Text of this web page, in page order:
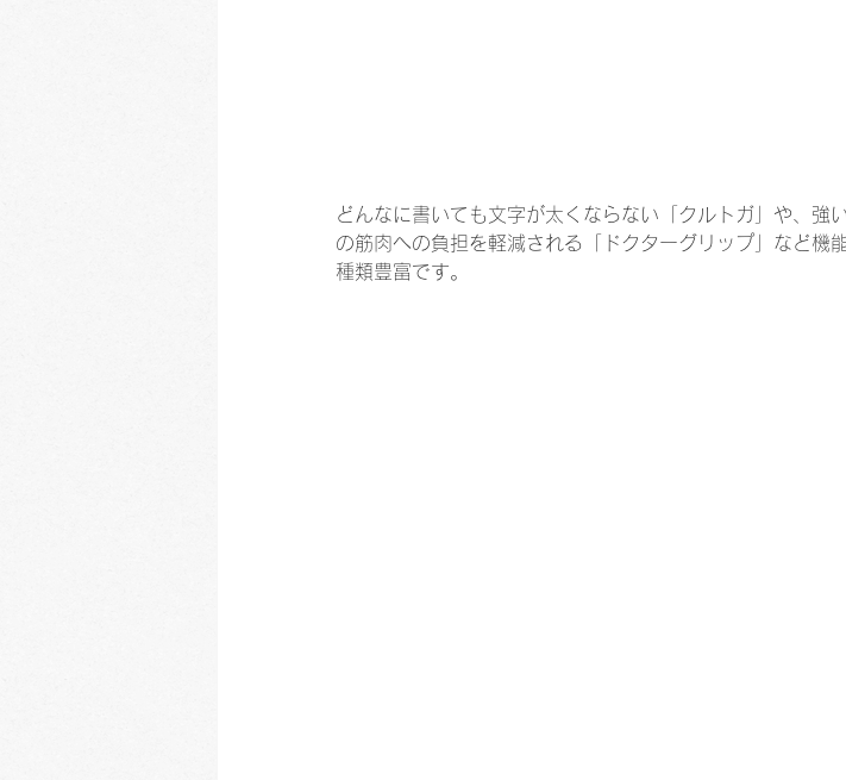
どんなに書いても文字が太くならない「クルトガ」や、強
の筋肉への負担を軽減される「ドクターグリップ」など機
種類豊富です。